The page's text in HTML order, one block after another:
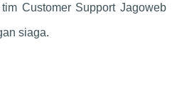
Customer Support Jagoweb
siaga.